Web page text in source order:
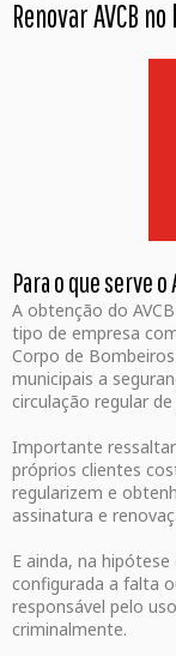
Renovar AVCB no
Para o que serve o
A obtenção do
tipo de empresa
Corpo de
municipais a
circulação regular
Importante
próprios clientes
regularizem e
assinatura e
E ainda, na
configurada a falta
responsável pelo
criminalmente.